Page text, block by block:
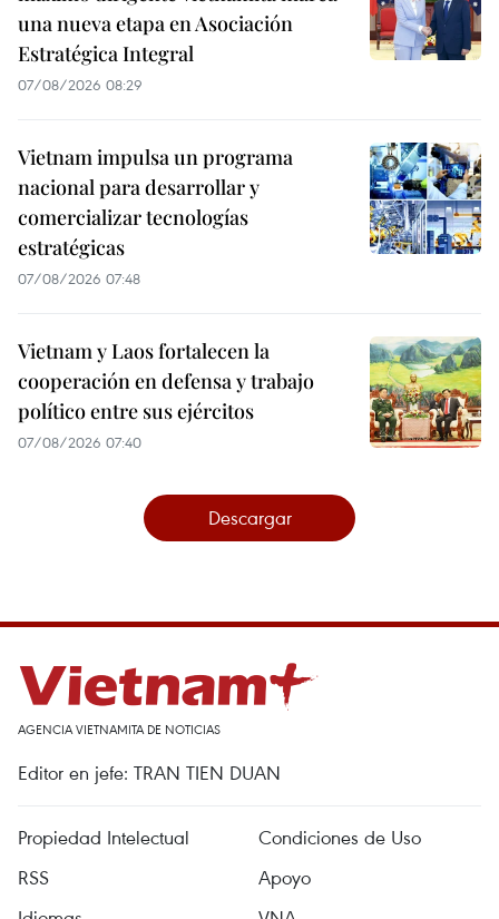
una nueva etapa en Asociación
Estratégica Integral
07/08/2026 08:29
Vietnam impulsa un programa
nacional para desarrollar y
comercializar tecnologías
estratégicas
07/08/2026 07:48
Vietnam y Laos fortalecen la
cooperación en defensa y trabajo
político entre sus ejércitos
07/08/2026 07:40
Descargar
AGENCIA VIETNAMITA DE NOTICIAS
Editor en jefe: TRAN TIEN DUAN
Propiedad Intelectual
Condiciones de Uso
RSS
Apoyo